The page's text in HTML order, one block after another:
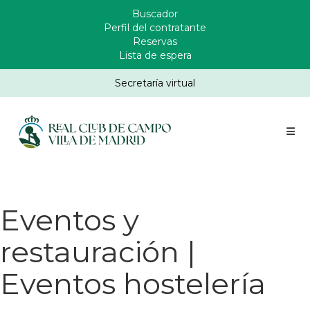
Enlaces
Header
Buscador
Perfil del contratante
Reservas
Lista de espera
Secretaría virtual
Eventos y
restauración |
Eventos hostelería